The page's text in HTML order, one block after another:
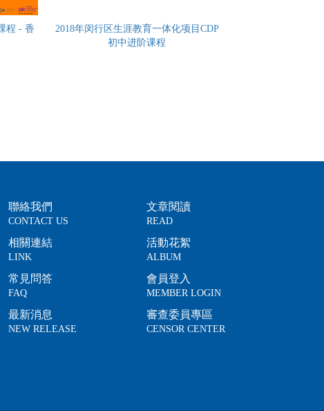
程 - 香
2018年闵行区生涯教育一体化项目CDP
初中进阶课程
聯絡我們
CONTACT US
相關連結
LINK
常見問答
FAQ
最新消息
NEW RELEASE
文章閱讀
READ
活動花絮
ALBUM
會員登入
MEMBER LOGIN
審查委員專區
CENSOR CENTER